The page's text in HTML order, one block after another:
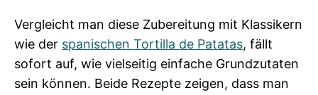
Vergleicht man diese Zubereitung mit Klassikern
wie der spanischen Tortilla de Patatas, fällt
sofort auf, wie vielseitig einfache Grundzutaten
sein können. Beide Rezepte zeigen, dass man